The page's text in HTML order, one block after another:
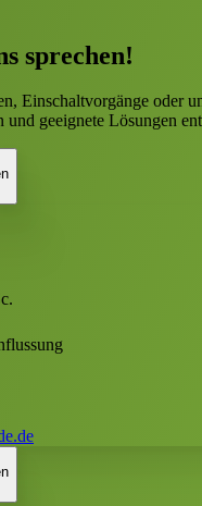
sprechen!
Einschaltvorgänge oder
und geeignete Lösungen